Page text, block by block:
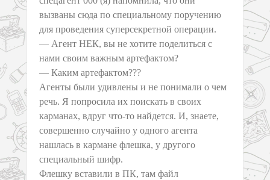
вызваны сюда по специальному поручению
для проведения суперсекретной операции.
— Агент НЕК, вы не хотите поделиться с
нами своим важным артефактом?
— Каким артефактом???
Агенты были удивлены и не понимали о чем
речь. Я попросила их поискать в своих
карманах, вдруг что-то найдется. И, знаете,
совершенно случайно у одного агента
нашлась в кармане флешка, у другого
специальный шифр.
Флешку вставили в ПК, там файл